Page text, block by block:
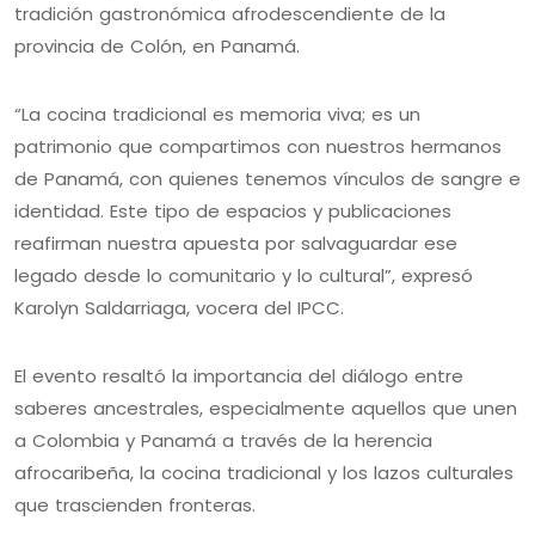
tradición gastronómica afrodescendiente de la
provincia de Colón, en Panamá.
“La cocina tradicional es memoria viva; es un
patrimonio que compartimos con nuestros hermanos
de Panamá, con quienes tenemos vínculos de sangre e
identidad. Este tipo de espacios y publicaciones
reafirman nuestra apuesta por salvaguardar ese
legado desde lo comunitario y lo cultural”, expresó
Karolyn Saldarriaga, vocera del IPCC.
El evento resaltó la importancia del diálogo entre
saberes ancestrales, especialmente aquellos que unen
a Colombia y Panamá a través de la herencia
afrocaribeña, la cocina tradicional y los lazos culturales
que trascienden fronteras.